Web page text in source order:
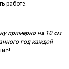
работе.
примерно на 10 см
под каждой